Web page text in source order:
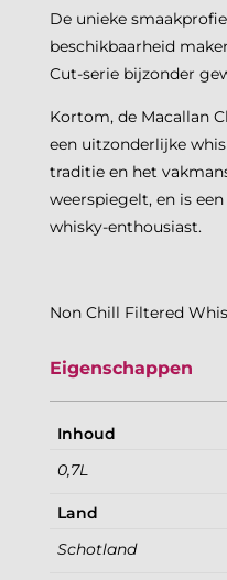
De unieke
beschikbaarheid
Cut-serie bijzonder
Kortom, de Macallan
een uitzonderlijke
traditie en het
weerspiegelt, en is
whisky-enthousiast.
Non Chill Filtered
Eigenschappen
Inhoud
0,7L
Land
Schotland